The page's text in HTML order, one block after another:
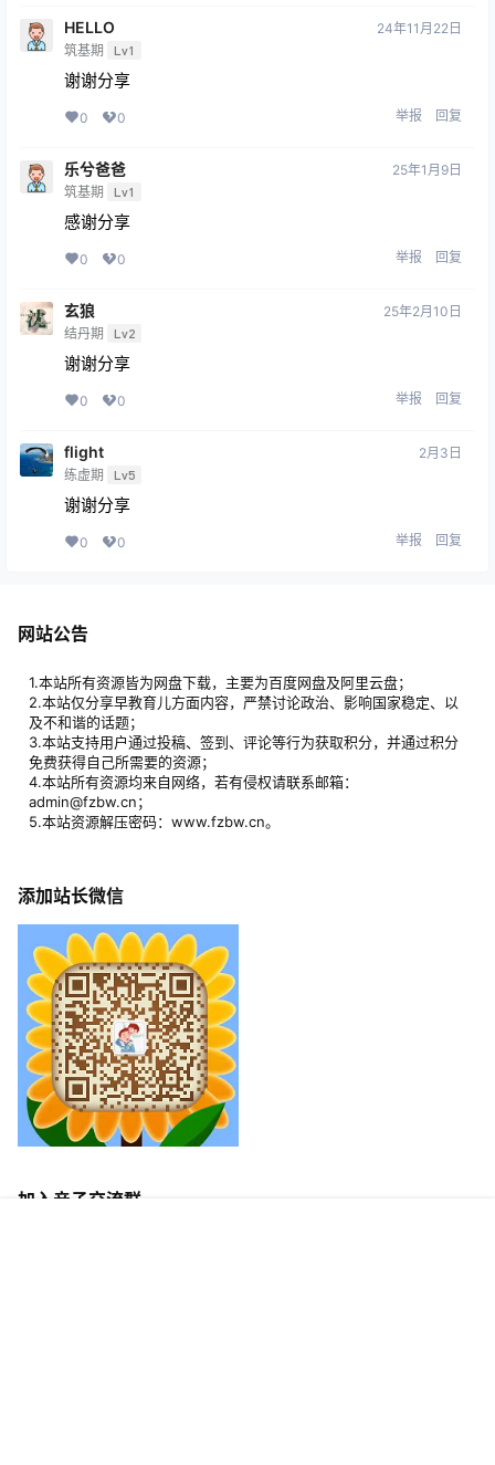
HELLO
筑基期 Lv1
24年11月22日
谢谢分享
0 0 举报 回复
乐兮爸爸
筑基期 Lv1
25年1月9日
感谢分享
0 0 举报 回复
玄狼
结丹期 Lv2
25年2月10日
谢谢分享
0 0 举报 回复
flight
练虚期 Lv5
2月3日
谢谢分享
0 0 举报 回复
网站公告
1.本站所有资源皆为网盘下载，主要为百度网盘及阿里云盘；
2.本站仅分享早教育儿方面内容，严禁讨论政治、影响国家稳定、以
及不和谐的话题；
3.本站支持用户通过投稿、签到、评论等行为获取积分，并通过积分
免费获得自己所需要的资源；
4.本站所有资源均来自网络，若有侵权请联系邮箱：
admin@fzbw.cn；
5.本站资源解压密码：www.fzbw.cn。
添加站长微信
加入亲子交流群